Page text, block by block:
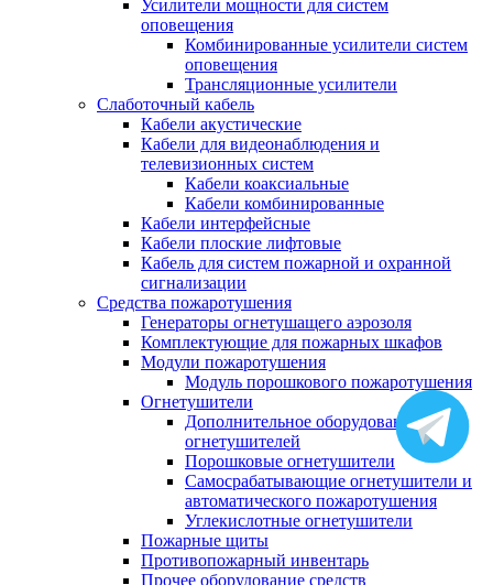
Усилители мощности для систем
оповещения
Комбинированные усилители систем
оповещения
Трансляционные усилители
Слаботочный кабель
Кабели акустические
Кабели для видеонаблюдения и
телевизионных систем
Кабели коаксиальные
Кабели комбинированные
Кабели интерфейсные
Кабели плоские лифтовые
Кабель для систем пожарной и охранной
сигнализации
Средства пожаротушения
Генераторы огнетушащего аэрозоля
Комплектующие для пожарных шкафов
Модули пожаротушения
Модуль порошкового пожаротушения
Огнетушители
Дополнительное оборудование для
огнетушителей
Порошковые огнетушители
Самосрабатывающие огнетушители и
автоматического пожаротушения
Углекислотные огнетушители
Пожарные щиты
Противопожарный инвентарь
Прочее оборудование средств